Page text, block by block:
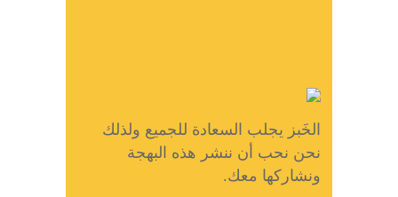
الخَبز يجلب السعادة للجميع ولذلك
نحن نحب أن ننشر هذه البهجة
ونشاركها معك.